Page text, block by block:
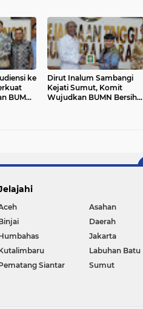
ke
BUMN
Dirut Inalum Sambangi
Kejati Sumut, Komit
Wujudkan BUMN Bersih &
Asahan
Daerah
Jakarta
Labuhan Batu
Siantar
Sumut